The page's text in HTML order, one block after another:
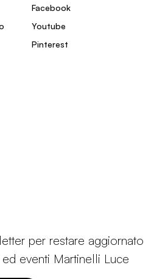
Facebook
Youtube
Pinterest
per restare aggiornato
eventi Martinelli Luce